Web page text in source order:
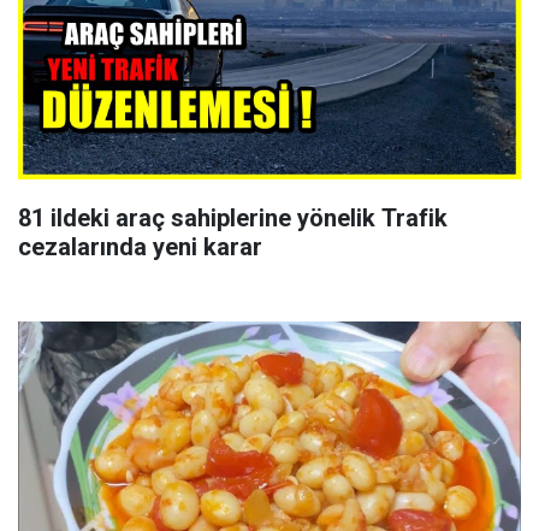
81 ildeki araç sahiplerine yönelik Trafik
cezalarında yeni karar